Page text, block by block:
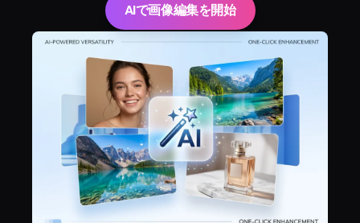
AIで画像編集を開始